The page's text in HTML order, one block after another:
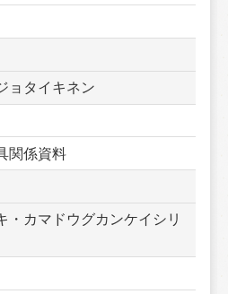
ョタイキネン
関係資料
・カマドウグカンケイシリ